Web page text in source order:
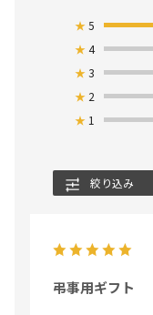
★5
★4
★3
★ 2
★ 1
絞り込み
弔事用ギフト